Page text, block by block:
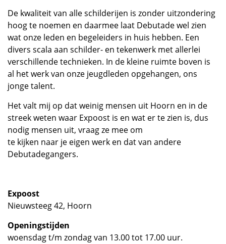
De kwaliteit van alle schilderijen is zonder uitzondering
hoog te noemen en daarmee laat Debutade wel zien
wat onze leden en begeleiders in huis hebben. Een
divers scala aan schilder- en tekenwerk met allerlei
verschillende technieken. In de kleine ruimte boven is
al het werk van onze jeugdleden opgehangen, ons
jonge talent.
Het valt mij op dat weinig mensen uit Hoorn en in de
streek weten waar Expoost is en wat er te zien is, dus
nodig mensen uit, vraag ze mee om
te kijken naar je eigen werk en dat van andere
Debutadegangers.
Expoost
Nieuwsteeg 42, Hoorn
Openingstijden
woensdag t/m zondag van 13.00 tot 17.00 uur.